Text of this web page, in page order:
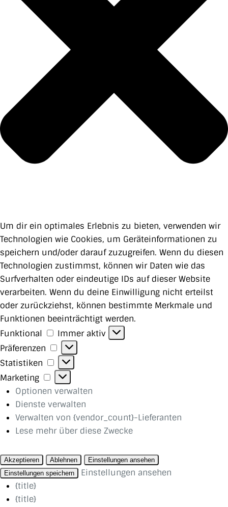
Um dir ein optimales Erlebnis zu bieten, verwenden wir
Technologien wie Cookies, um Geräteinformationen zu
speichern und/oder darauf zuzugreifen. Wenn du diesen
Technologien zustimmst, können wir Daten wie das
Surfverhalten oder eindeutige IDs auf dieser Website
verarbeiten. Wenn du deine Einwilligung nicht erteilst
oder zurückziehst, können bestimmte Merkmale und
Funktionen beeinträchtigt werden.
Funktional
Funktional
Immer aktiv
Präferenzen
Präferenzen
Statistiken
Statistiken
Marketing
Marketing
Optionen verwalten
Dienste verwalten
Verwalten von {vendor_count}-Lieferanten
Lese mehr über diese Zwecke
Akzeptieren Ablehnen
Einstellungen ansehen
Einstellungen speichern
Einstellungen ansehen
{title}
{title}